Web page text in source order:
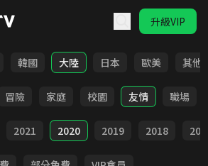
升級VIP
韓國 大陸 日本 歐美 其他
冒險 家庭 校園 友情 職場
2021 2020 2019 2018